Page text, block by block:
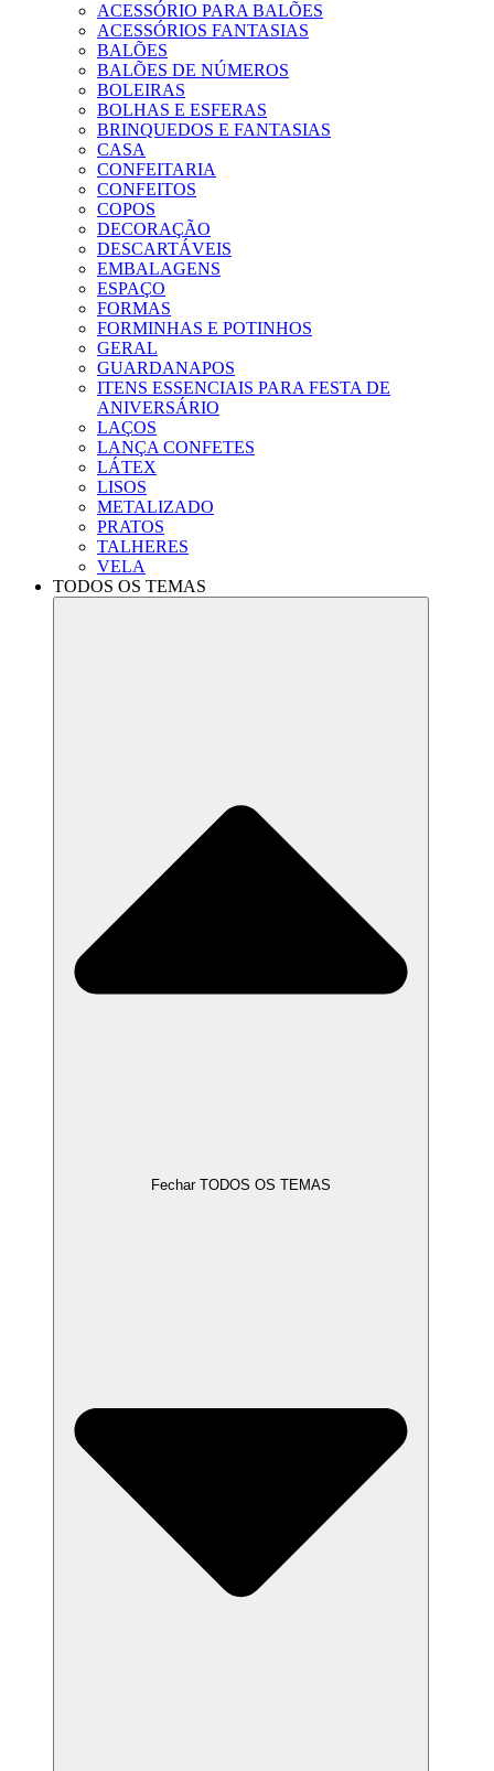
ACESSÓRIO PARA BALÕES
ACESSÓRIOS FANTASIAS
BALÕES
BALÕES DE NÚMEROS
BOLEIRAS
BOLHAS E ESFERAS
BRINQUEDOS E FANTASIAS
CASA
CONFEITARIA
CONFEITOS
COPOS
DECORAÇÃO
DESCARTÁVEIS
EMBALAGENS
ESPAÇO
FORMAS
FORMINHAS E POTINHOS
GERAL
GUARDANAPOS
ITENS ESSENCIAIS PARA FESTA DE
ANIVERSÁRIO
LAÇOS
LANÇA CONFETES
LÁTEX
LISOS
METALIZADO
PRATOS
TALHERES
VELA
TODOS OS TEMAS
Fechar TODOS OS TEMAS